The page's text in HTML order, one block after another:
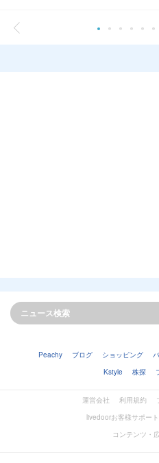
Peachy ブログ ショッピング
Kstyle
株探
運営会社 利用規約
livedoorお客様サポー
コンテンツ・